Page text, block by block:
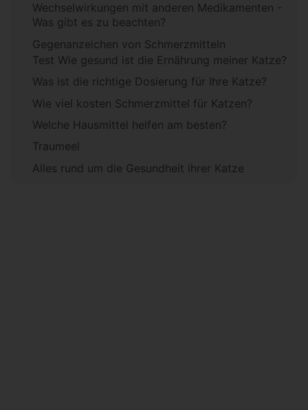
Wechselwirkungen mit anderen Medikamenten -
Was gibt es zu beachten?
Gegenanzeichen von Schmerzmitteln
Test Wie gesund ist die Ernährung meiner Katze?
Was ist die richtige Dosierung für Ihre Katze?
Wie viel kosten Schmerzmittel für Katzen?
Welche Hausmittel helfen am besten?
Traumeel
Alles rund um die Gesundheit ihrer Katze